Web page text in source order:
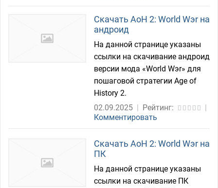
Скачать AoH 2: World Wэr на
андроид
На данной странице указаны
ссылки на скачивание андроид
версии мода «World Wэr» для
пошаговой стратегии Age of
History 2.
02.09.2025 | Рейтинг:
|
Комментировать
Скачать AoH 2: World Wэr на
ПК
На данной странице указаны
ссылки на скачивание ПК